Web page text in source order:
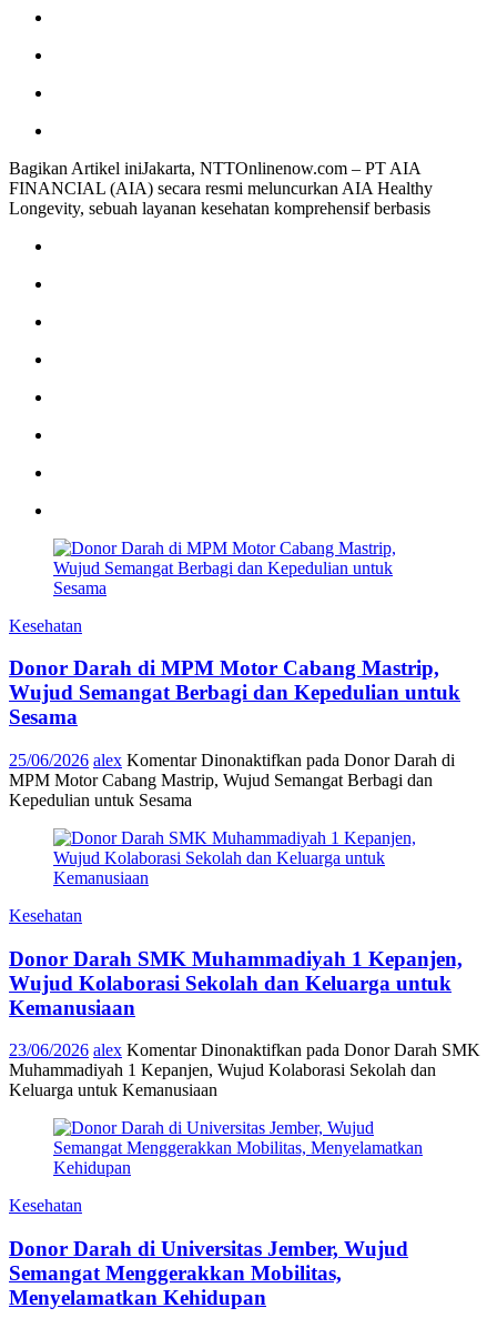
Bagikan Artikel iniJakarta, NTTOnlinenow.com – PT AIA
FINANCIAL (AIA) secara resmi meluncurkan AIA Healthy
Longevity, sebuah layanan kesehatan komprehensif berbasis
Kesehatan
Donor Darah di MPM Motor Cabang Mastrip,
Wujud Semangat Berbagi dan Kepedulian untuk
Sesama
25/06/2026 alex Komentar Dinonaktifkan pada Donor Darah di
MPM Motor Cabang Mastrip, Wujud Semangat Berbagi dan
Kepedulian untuk Sesama
Kesehatan
Donor Darah SMK Muhammadiyah 1 Kepanjen,
Wujud Kolaborasi Sekolah dan Keluarga untuk
Kemanusiaan
23/06/2026 alex Komentar Dinonaktifkan pada Donor Darah SMK
Muhammadiyah 1 Kepanjen, Wujud Kolaborasi Sekolah dan
Keluarga untuk Kemanusiaan
Kesehatan
Donor Darah di Universitas Jember, Wujud
Semangat Menggerakkan Mobilitas,
Menyelamatkan Kehidupan